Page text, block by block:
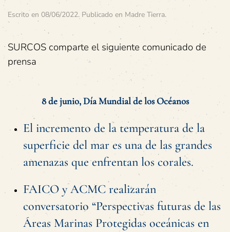
Escrito en 08/06/2022. Publicado en Madre Tierra.
SURCOS comparte el siguiente comunicado de
prensa
8 de junio, Día Mundial de los Océanos
El incremento de la temperatura de la
superficie del mar es una de las grandes
amenazas que enfrentan los corales.
FAICO y ACMC realizarán
conversatorio “Perspectivas futuras de las
Áreas Marinas Protegidas oceánicas en